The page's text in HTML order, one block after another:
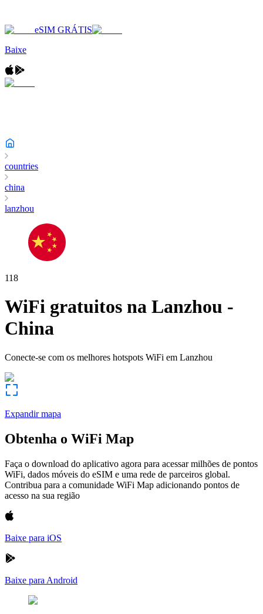
eSIM GRÁTIS
Baixe
countries
china
lanzhou
118
WiFi gratuitos na Lanzhou -
China
Conecte-se com os melhores hotspots WiFi em Lanzhou
Expandir mapa
Obtenha o WiFi Map
Faça o download do aplicativo agora para acessar milhões de pontos
WiFi, dados móveis do eSIM e uma rede de parceiros global.
Contribua para a comunidade WiFi Map adicionando pontos de
acesso na sua região
Baixe para iOS
Baixe para Android